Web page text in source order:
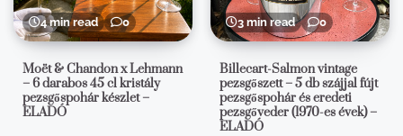
4 min read 0
Moët & Chandon x Lehmann
– 6 darabos 45 cl kristály
pezsgőspohár készlet –
ELADÓ
3 min read 0
Billecart-Salmon vintage
pezsgőszett – 5 db szájjal fújt
pezsgőspohár és eredeti
pezsgőveder (1970-es évek) –
ELADÓ